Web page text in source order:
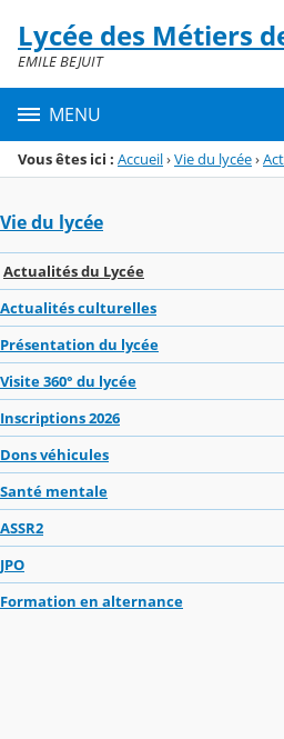
Menu de la rubrique
Contenu
Lycée des Métiers
EMILE BEJUIT
MENU
Vous êtes ici : Accueil›Vie du lycée›
Vie du lycée
Actualités du Lycée
Actualités culturelles
Présentation du lycée
Visite 360° du lycée
Inscriptions 2026
Dons véhicules
Santé mentale
ASSR2
JPO
Formation en alternance